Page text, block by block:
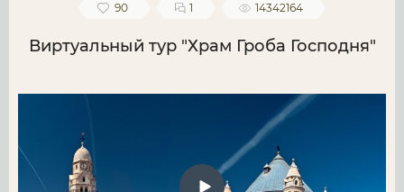
90 1 14342164
Виртуальный тур "Храм Гроба Господня"